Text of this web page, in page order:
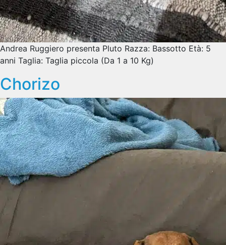
Andrea Ruggiero presenta Pluto Razza: Bassotto Età: 5
anni Taglia: Taglia piccola (Da 1 a 10 Kg)
Chorizo